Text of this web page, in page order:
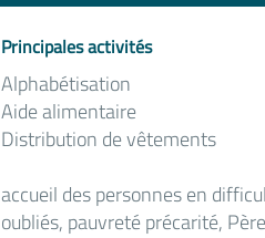
Principales activités
Alphabétisation
Aide alimentaire
Distribution de vêtements
accueil des personnes en
oubliés, pauvreté précarité,